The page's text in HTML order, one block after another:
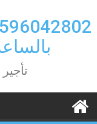
to
content